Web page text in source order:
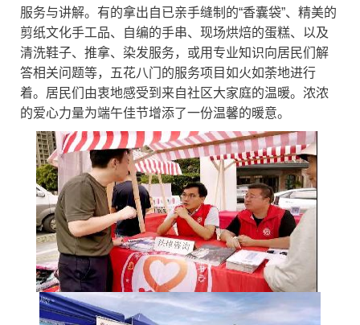
服务与讲解。有的拿出自已亲手缝制的“香囊袋”、精美的
剪纸文化手工品、自编的手串、现场烘焙的蛋糕、以及
清洗鞋子、推拿、染发服务，或用专业知识向居民们解
答相关问题等，五花八门的服务项目如火如荼地进行
着。居民们由衷地感受到来自社区大家庭的温暖。浓浓
的爱心力量为端午佳节增添了一份温馨的暖意。